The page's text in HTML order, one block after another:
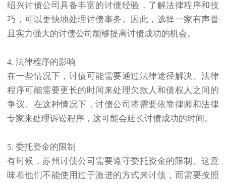
绍兴讨债公司具备丰富的讨债经验，了解法律程序和技
巧，可以更快地处理讨债事务。因此，选择一家有声誉
且实力强大的讨债公司能够提高讨债成功的机会。
4. 法律程序的影响
在一些情况下，讨债可能需要通过法律途径解决。法律
程序可能需要更长的时间来处理欠款人和债权人之间的
争议。在这种情况下，讨债公司将需要依靠律师和法律
专家来处理诉讼程序，这可能会延长讨债成功的时间。
5. 委托资金的限制
有时候，苏州讨债公司 需要遵守委托资金的限制。这意
味着他们不能使用过于激进的方式来讨债，而需要按照